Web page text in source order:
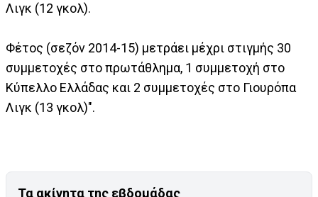
Λιγκ (12 γκολ).
Φέτος (σεζόν 2014-15) μετράει μέχρι στιγμής 30
συμμετοχές στο πρωτάθλημα, 1 συμμετοχή στο
Κύπελλο Ελλάδας και 2 συμμετοχές στο Γιουρόπα
Λιγκ (13 γκολ)".
Τα ακίνητα της εβδομάδας